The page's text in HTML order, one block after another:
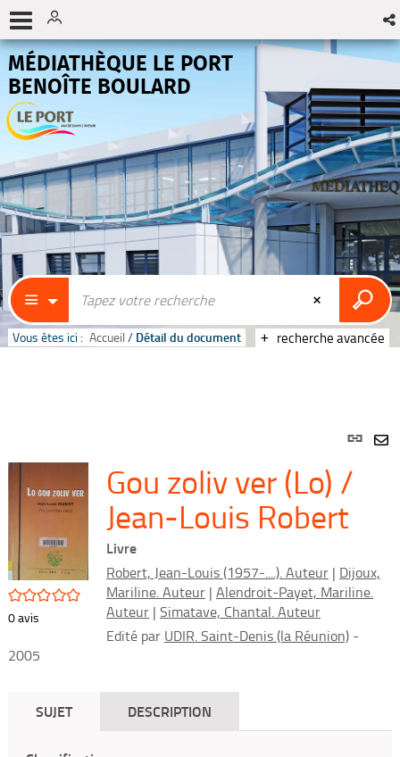
MÉDIATHÈQUE LE PORT
BENOÎTE BOULARD
recherche avancée
Vous êtes ici : Accueil / Détail du document
Lien
/5
0avis
Gou zoliv ver (Lo) /
Jean-Louis Robert
Livre
Robert, Jean-Louis (1957-....). Auteur | Dijoux,
Mariline. Auteur | Alendroit-Payet, Mariline.
Auteur | Simatave, Chantal. Auteur
Edité par UDIR. Saint-Denis (la Réunion) -
2005
SUJET DESCRIPTION